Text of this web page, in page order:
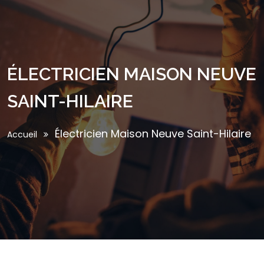
ÉLECTRICIEN MAISON NEUVE
SAINT-HILAIRE
Accueil Électricien Maison Neuve Saint-Hilaire